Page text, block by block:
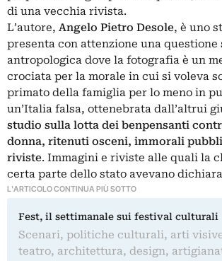
di una vecchia rivista.
L’autore, Angelo Pietro Desole, è uno
presenta con attenzione una questione
antropologica dove la fotografia è un
crociata per la morale in cui si voleva
primato della famiglia per lo meno in
un’Italia falsa, ottenebrata dall’altrui
studio sulla lotta dei benpensanti
donna, ritenuti osceni, immorali
riviste. Immagini e riviste alle quali la
certa parte dello stato avevano
L'ARTICOLO CONTINUA PIÙ SOTTO
Fest, il settimanale sui festival culturali
Scenari, politiche culturali, arti
teatro, architettura, design,